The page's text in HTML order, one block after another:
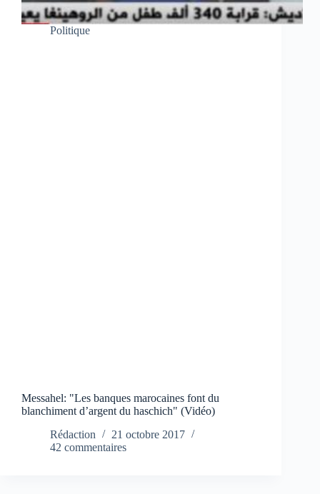
Politique
Messahel: "Les banques marocaines font du
blanchiment d’argent du haschich" (Vidéo)
Rédaction
21 octobre 2017
42 commentaires